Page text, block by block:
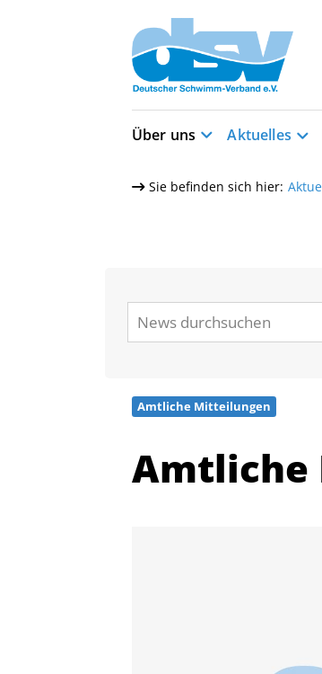
Über uns Aktuelles
Sie befinden sich hier:
Amtliche Mitteilungen